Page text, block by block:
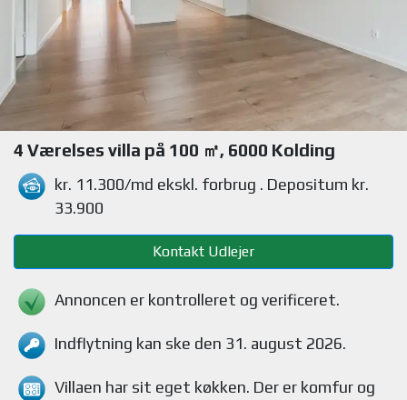
4 Værelses villa på 100 ㎡, 6000 Kolding
kr. 11.300/md ekskl. forbrug . Depositum kr.
33.900
Kontakt Udlejer
Annoncen er kontrolleret og verificeret.
Indflytning kan ske den 31. august 2026.
Villaen har sit eget køkken. Der er komfur og